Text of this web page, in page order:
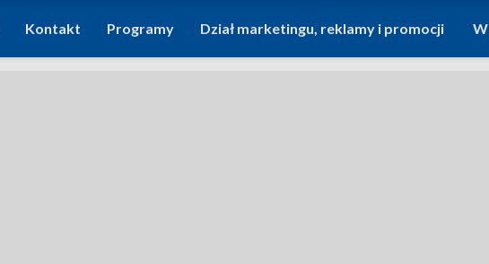
Kontakt Programy Dział marketingu, reklamy i promocji